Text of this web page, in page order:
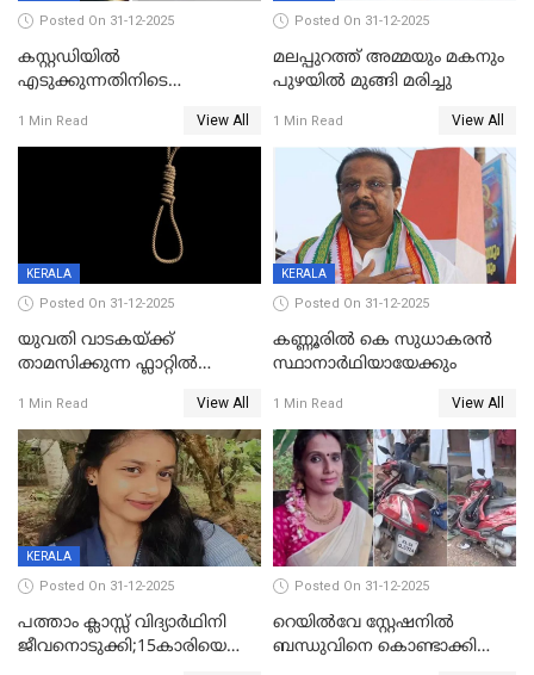
Posted On 31-12-2025
കസ്റ്റഡിയിൽ
എടുക്കുന്നതിനിടെ
വധശ്രമക്കേസ് പ്രതി പിടിയിൽ
1 Min Read View All
Posted On 31-12-2025
മലപ്പുറത്ത് അമ്മയും മകനും
പുഴയിൽ മുങ്ങി മരിച്ചു
1 Min Read View All
KERALA
Posted On 31-12-2025
യുവതി വാടകയ്ക്ക്
താമസിക്കുന്ന ഫ്ലാറ്റില്‍
സംഭവം കൈതപ്പൊയിലില്‍
1 Min Read View All
KERALA
Posted On 31-12-2025
കണ്ണൂരിൽ കെ സുധാകരൻ
സ്ഥാനാർഥിയായേക്കും
1 Min Read View All
KERALA
Posted On 31-12-2025
പത്താം ക്ലാസ്സ് വിദ്യാര്‍ഥിനി
ജീവനൊടുക്കി;15കാരിയെ
Posted On 31-12-2025
റെയിൽവേ സ്റ്റേഷനിൽ
ബന്ധുവിനെ കൊണ്ടാക്കി